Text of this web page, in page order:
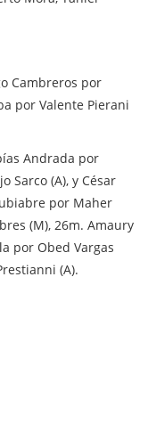
Cambreros por
por Valente Pierani
Andrada por
Sarco (A), y César
por Maher
(M), 26m. Amaury
por Obed Vargas
(A).